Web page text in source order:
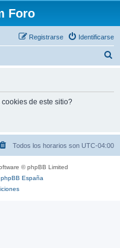
Foro
Identificarse
Registrarse
de este sitio?
Todos los horarios son UTC-04:00
© phpBB Limited
phpBB España